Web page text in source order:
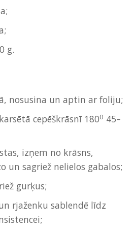
g.
nosusina un aptin ar foliju;
cepēškrāsnī 1800 45–
izņem no krāsns,
un sagriež nelielos gabalos;
gurķus;
rjaženku sablendē līdz